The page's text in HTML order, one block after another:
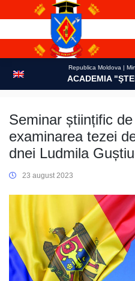
Republica Moldova |
ACADEMIA
Seminar științific
examinarea tezei
dnei Ludmila
23 august 2023